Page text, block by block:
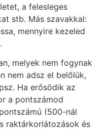
a felesleges
stb. Más szavakkal:
mennyire kezeled
melyek nem fogynak
nem adsz el belőlük,
Ha erősödik az
a pontszámod
(500-nál
raktárkorlátozások és